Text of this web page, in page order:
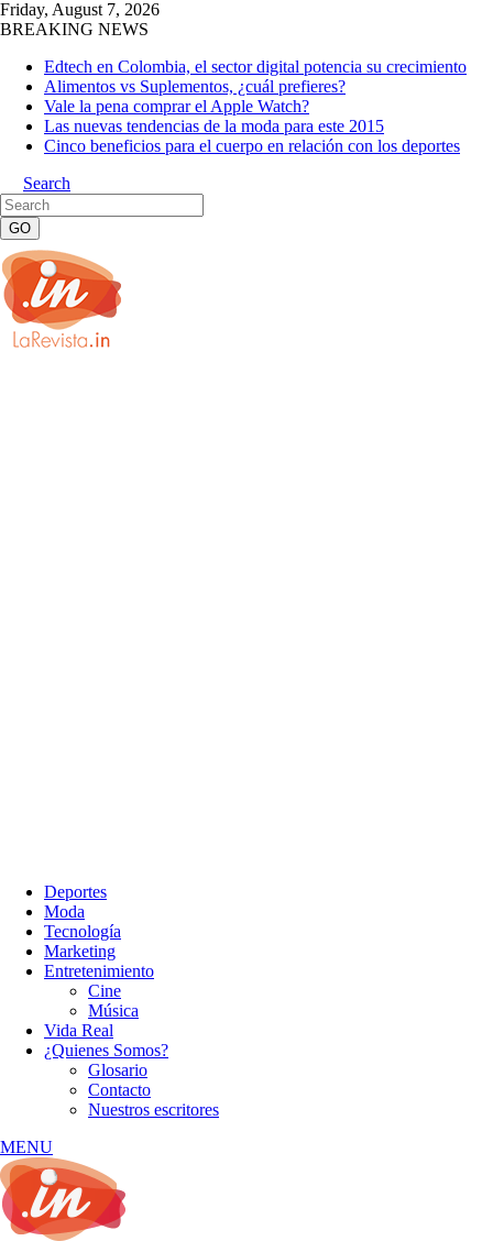
Friday, August 7, 2026
BREAKING NEWS
Edtech en Colombia, el sector digital potencia su crecimiento
Alimentos vs Suplementos, ¿cuál prefieres?
Vale la pena comprar el Apple Watch?
Las nuevas tendencias de la moda para este 2015
Cinco beneficios para el cuerpo en relación con los deportes
Search
Deportes
Moda
Tecnología
Marketing
Entretenimiento
Cine
Música
Vida Real
¿Quienes Somos?
Glosario
Contacto
Nuestros escritores
MENU